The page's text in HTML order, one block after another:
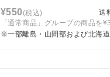
¥550(税込) 送
「通常商品」グループの商品を
※一部離島・山間部および北海